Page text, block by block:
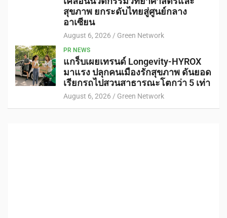
สุขภาพ ยกระดับไทยสู่ศูนย์กลาง
อาเซียน
August 6, 2026 Green Network
PR NEWS
แกร็บเผยเทรนด์ Longevity-HYROX
มาแรง ปลุกคนเมืองรักสุขภาพ ดันยอด
เรียกรถไปสวนสาธารณะโตกว่า 5 เท่า
August 6, 2026 Green Network